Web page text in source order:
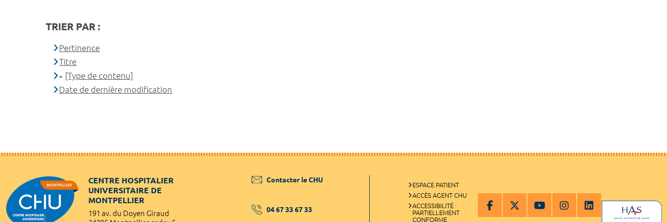
TRIER PAR :
Pertinence
Titre
[Type de contenu]
Date de dernière modification
CENTRE HOSPITALIER
UNIVERSITAIRE DE
MONTPELLIER
191 av. du Doyen Giraud
Contacter le CHU
04 67 33 67 33
ESPACE PATIENT
ACCÈS AGENT CHU
ACCESSIBILITÉ :
PARTIELLEMENT
CONFORME